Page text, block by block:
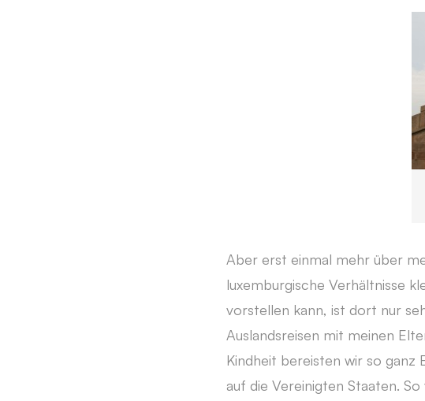
Aber erst einmal mehr über
luxemburgische Verhältnisse
vorstellen kann, ist dort nur
Auslandsreisen mit meinen
Kindheit bereisten wir so
auf die Vereinigten Staaten.